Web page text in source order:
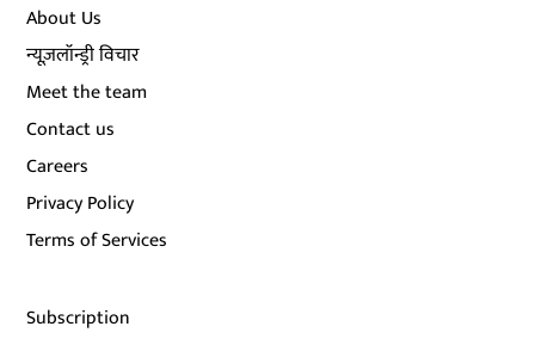
About Us
न्यूज़लॉन्ड्री विचार
Meet the team
Contact us
Careers
Privacy Policy
Terms of Services
Subscription